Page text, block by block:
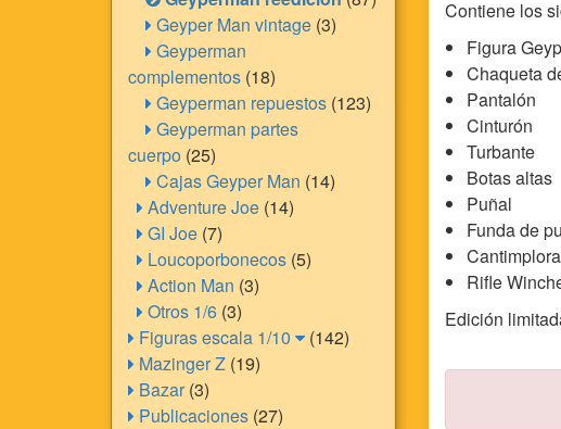
Contiene los
Figura
Chaqueta
Pantalón
Cinturón
Turbante
Botas altas
Puñal
Funda de
Cantimplora
Rifle
Edición
Geyper Man vintage (3)
Geyperman
complementos (18)
Geyperman repuestos (123)
Geyperman partes
cuerpo (25)
Cajas Geyper Man (14)
Adventure Joe (14)
GI Joe (7)
Loucoporbonecos (5)
Action Man (3)
Otros 1/6 (3)
Figuras escala 1/10
(142)
Mazinger Z (19)
Bazar(3)
Publicaciones (27)